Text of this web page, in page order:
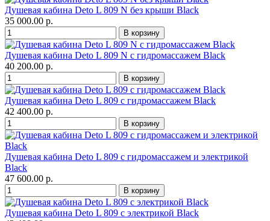
Душевая кабина Deto L 809 N без крыши Black
35 000.00 р.
Душевая кабина Deto L 809 N с гидромассажем Black
40 200.00 р.
Душевая кабина Deto L 809 с гидромассажем Black
42 400.00 р.
Душевая кабина Deto L 809 с гидромассажем и электрикой
Black
47 600.00 р.
Душевая кабина Deto L 809 с электрикой Black